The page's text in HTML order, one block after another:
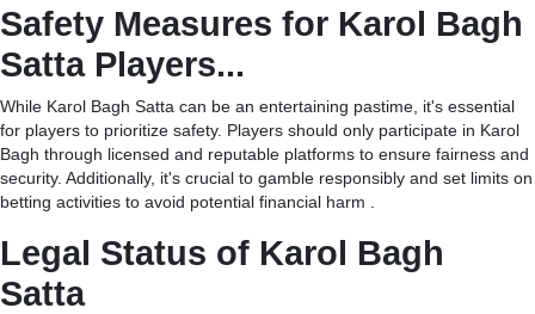
Safety Measures for Karol Bagh
Satta Players...
While Karol Bagh Satta can be an entertaining pastime, it's essential
for players to prioritize safety. Players should only participate in Karol
Bagh through licensed and reputable platforms to ensure fairness and
security. Additionally, it's crucial to gamble responsibly and set limits on
betting activities to avoid potential financial harm .
Legal Status of Karol Bagh
Satta